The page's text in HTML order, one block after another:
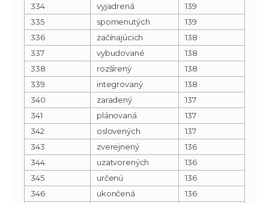
334
vyjadrená
139
335
spomenutých
139
336
začínajúcich
138
337
vybudované
138
338
rozšírený
138
339
integrovaný
138
340
zaradený
137
341
plánovaná
137
342
oslovených
137
343
zverejnený
136
344
uzatvorených
136
345
určenú
136
346
ukončená
136